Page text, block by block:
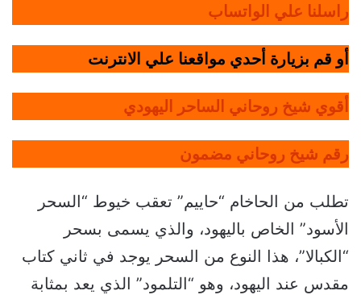
راسلنا علي الواتساب
أو قم بزيارة أحدي مواقعنا علي الانترنت
أقوي شيخ روحاني الساحر اليهودي
رقم شيخ روحاني مضمون
تطلب من الحاخام “حاييم” تعقب خيوط “السحر
الأسود” الخاص باليهود، والذي يسمى بسحر
“الكبالا”، هذا النوع من السحر يوجد في ثاني كتاب
مقدس عند اليهود، وهو “التلمود” الذي يعد بمثابة